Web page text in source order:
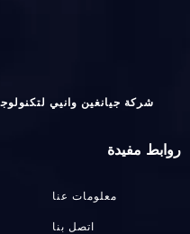
شركة جيانغين وانيي
روابط مفيدة
معلومات عنا
اتصل بنا